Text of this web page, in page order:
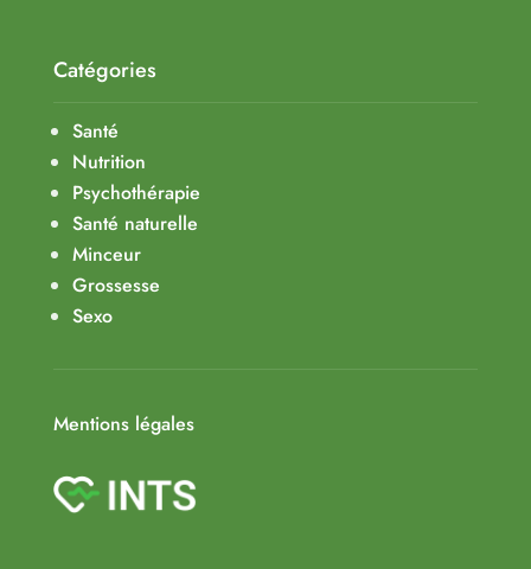
Catégories
Santé
Nutrition
Psychothérapie
Santé naturelle
Minceur
Grossesse
Sexo
Mentions légales